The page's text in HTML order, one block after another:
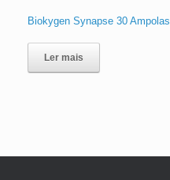
Biokygen Synapse 30 Ampolas
Ler mais